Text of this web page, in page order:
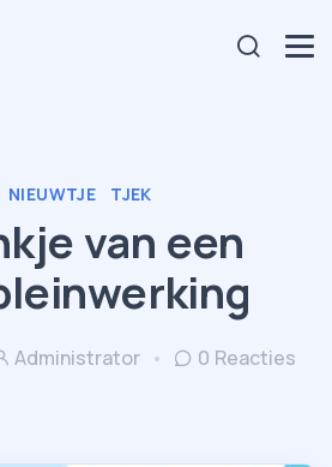
NIEUWTJE TJEK
van een
Administrator 0 Reacties